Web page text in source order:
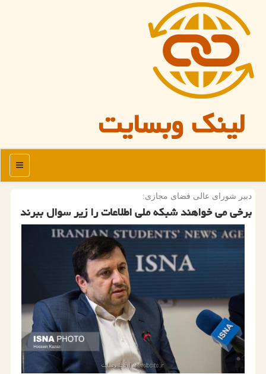
لینک وبسایت
منو
دبیر شورای عالی فضای مجازی:
برخی می خواهند شبكه ملی اطلاعات را زیر سوال ببرند